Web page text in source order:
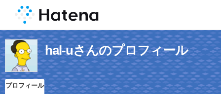
hal-uさんのプロフィール
プロフィール